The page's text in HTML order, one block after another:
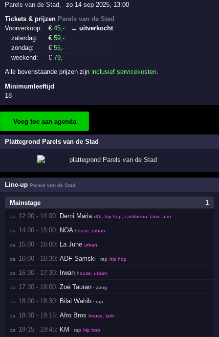
Parels van de Stad
zo 14 sep 2025, 13:00
Tickets & prijzen Parels van de Stad
Voorverkoop:
€45,-
→ uitverkocht
zaterdag:
€59,-
zondag:
€55,-
weekend:
€79,-
Alle bovenstaande prijzen zijninclusief servicekosten.
Minimumleeftijd
18
Voeg toe aan agenda
Plattegrond Parels van de Stad
Line-upParels van de Stad
1
Mainstage
za 12:00 - 14:00: Demi Maria r&b, hip hop, caribbean, latin, afro
za 14:00 - 15:00: NOA house, urban
za 15:00 - 16:00: La June urban
za 16:00 - 16:30: ADF Samski · rap hip hop
za 16:30 - 17:30: Irwan house, urban
za 17:30 - 18:00: Zoë Tauran · zang
za 18:00 - 18:30: Bilal Wahib · rap
za 18:30 - 19:15: Afro Bros house, latin
za 19:15 - 19:45: KM · rap hip hop